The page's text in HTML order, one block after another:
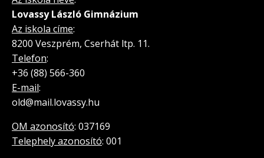
Lovassy László Gimnázium
Az iskola címe:
8200 Veszprém, Cserhát ltp. 11.
Telefon:
+36 (88) 566-360
E-mail:
old@mail.lovassy.hu
OM azonosító: 037169
Telephely azonosító: 001